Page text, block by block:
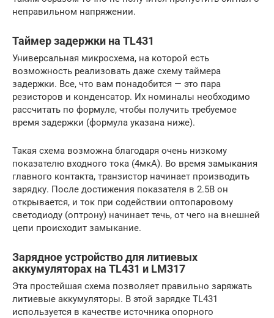
неправильном напряжении.
Таймер задержки на TL431
Универсальная микросхема, на которой есть
возможность реализовать даже схему таймера
задержки. Все, что вам понадобится — это пара
резисторов и конденсатор. Их номиналы необходимо
рассчитать по формуле, чтобы получить требуемое
время задержки (формула указана ниже).
Такая схема возможна благодаря очень низкому
показателю входного тока (4мкА). Во время замыкания
главного контакта, транзистор начинает производить
зарядку. После достижения показателя в 2.5В он
открывается, и ток при содействии оптопаровому
светодиоду (оптрону) начинает течь, от чего на внешней
цепи происходит замыкание.
Зарядное устройство для литиевых
аккумуляторах на TL431 и LM317
Эта простейшая схема позволяет правильно заряжать
литиевые аккумуляторы. В этой зарядке TL431
используется в качестве источника опорного